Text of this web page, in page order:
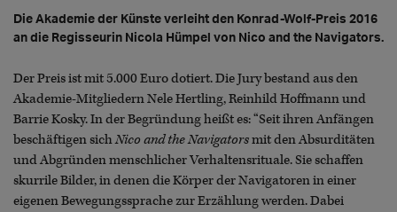
Die Akademie der Künste verleiht den Konrad-Wolf-Preis 2016
an die Regisseurin Nicola Hümpel von Nico and the Navigators.
Der Preis ist mit 5.000 Euro dotiert. Die Jury bestand aus den
Akademie-Mitgliedern Nele Hertling, Reinhild Hoffmann und
Barrie Kosky. In der Begründung heißt es: “Seit ihren Anfängen
beschäftigen sichNico and the Navigatorsmit den Absurditäten
und Abgründen menschlicher Verhaltensrituale. Sie schaffen
skurrile Bilder, in denen die Körper der Navigatoren in einer
eigenen Bewegungssprache zur Erzählung werden. Dabei